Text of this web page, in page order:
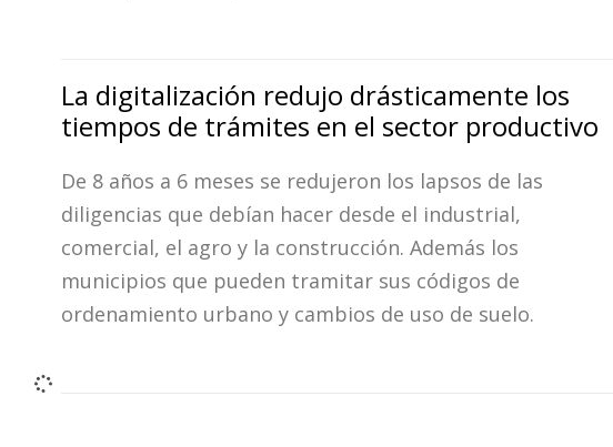
La digitalización redujo drásticamente los
tiempos de trámites en el sector productivo
De 8 años a 6 meses se redujeron los lapsos de las
diligencias que debían hacer desde el industrial,
comercial, el agro y la construcción. Además los
municipios que pueden tramitar sus códigos de
ordenamiento urbano y cambios de uso de suelo.